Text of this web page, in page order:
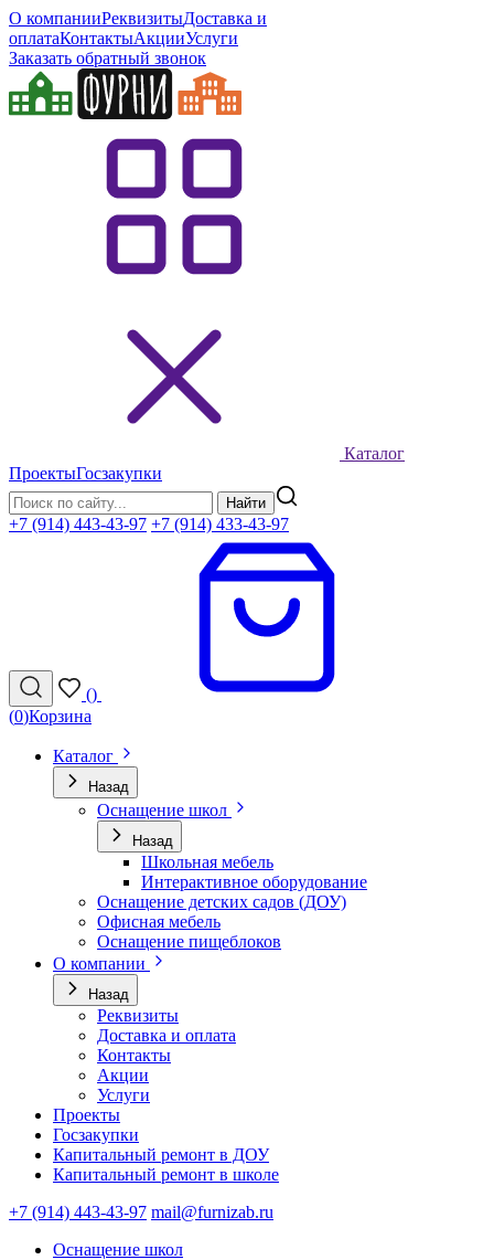
О компанииРеквизитыДоставка и
оплатаКонтактыАкцииУслуги
Заказать обратный звонок
Каталог
ПроектыГосзакупки
Найти
+7 (914) 443-43-97 +7 (914) 433-43-97
()
(0)Корзина
Каталог
Назад
Оснащение школ
Назад
Школьная мебель
Интерактивное оборудование
Оснащение детских садов (ДОУ)
Офисная мебель
Оснащение пищеблоков
О компании
Назад
Реквизиты
Доставка и оплата
Контакты
Акции
Услуги
Проекты
Госзакупки
Капитальный ремонт в ДОУ
Капитальный ремонт в школе
+7 (914) 443-43-97 mail@furnizab.ru
Оснащение школ